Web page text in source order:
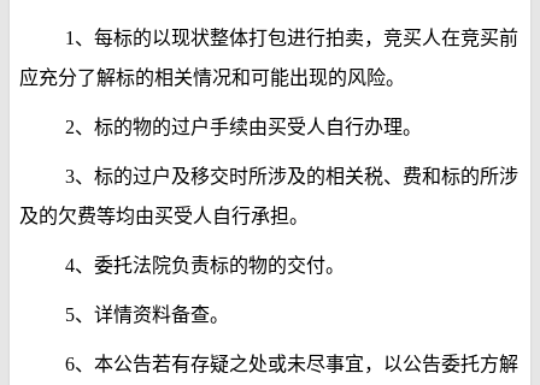
1、每标的以现状整体打包进行拍卖，竞买人在竞买前
应充分了解标的相关情况和可能出现的风险。
2、标的物的过户手续由买受人自行办理。
3、标的过户及移交时所涉及的相关税、费和标的所涉
及的欠费等均由买受人自行承担。
4、委托法院负责标的物的交付。
5、详情资料备查。
6、本公告若有存疑之处或未尽事宜，以公告委托方解